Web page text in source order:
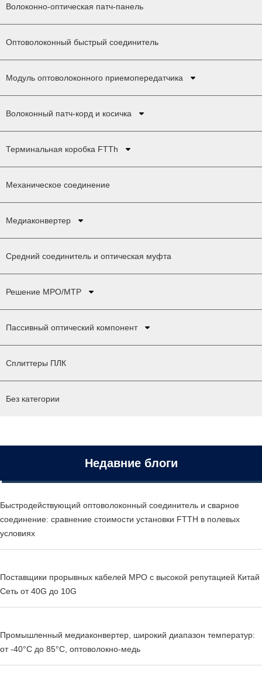
Волоконно-оптическая патч-панель
Оптоволоконный быстрый соединитель
Модуль оптоволоконного приемопередатчика
Волоконный патч-корд и косичка
Терминальная коробка FTTh
Механическое соединение
Медиаконвертер
Средний соединитель и оптическая муфта
Решение MPO/MTP
Пассивный оптический компонент
Сплиттеры ПЛК
Без категории
Недавние блоги
Быстродействующий оптоволоконный соединитель и сварное
соединение: сравнение стоимости установки FTTH в полевых
условиях
Поставщики прорывных кабелей MPO с высокой репутацией Китай
Сеть от 40G до 10G
Промышленный медиаконвертер, широкий диапазон температур:
от -40°C до 85°C, оптоволокно-медь